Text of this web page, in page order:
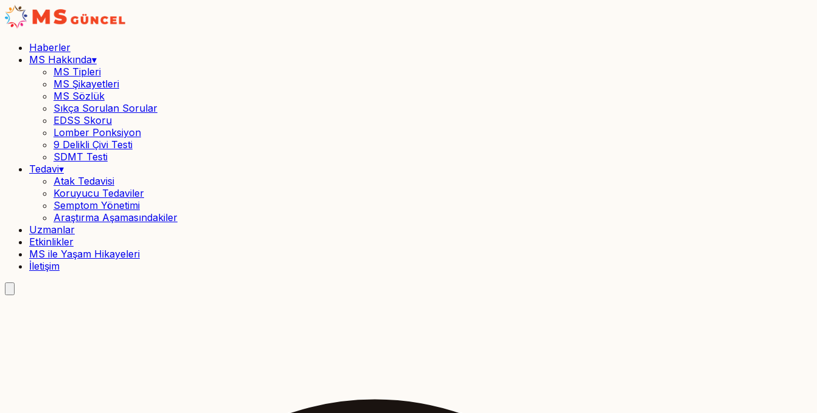
Haberler
MS Hakkında▾
MS Tipleri
MS Şikayetleri
MS Sözlük
Sıkça Sorulan Sorular
EDSS Skoru
Lomber Ponksiyon
9 Delikli Çivi Testi
SDMT Testi
Tedavi▾
Atak Tedavisi
Koruyucu Tedaviler
Semptom Yönetimi
Araştırma Aşamasındakiler
Uzmanlar
Etkinlikler
MS ile Yaşam Hikayeleri
İletişim